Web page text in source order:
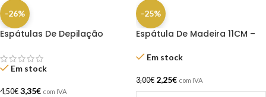
-26%
Espátulas De Depilação
100UN
Em stock
4,50€ 3,35€ com IVA
-25%
Espátula De Madeira 11CM –
Em stock
3,00€ 2,25€ com IVA